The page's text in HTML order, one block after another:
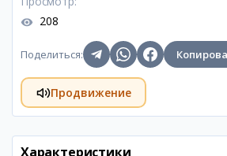
208
Поделиться:
Продвижение
Характеристики